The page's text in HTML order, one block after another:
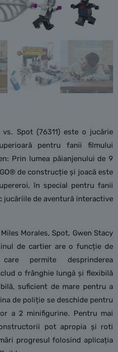
vs. Spot (76311) este o jucărie
pentru fanii filmului
Prin lumea păianjenului de 9
de construcție și joacă este
în special pentru fanii
jucăriile de aventură interactive
Morales, Spot, Gwen Stacy
de cartier are o funcție de
permite desprinderea
o frânghie lungă și flexibilă
suficient de mare pentru a
de poliție se deschide pentru
a 2 minifigurine. Pentru mai
pot apropia și roti
progresul folosind aplicația